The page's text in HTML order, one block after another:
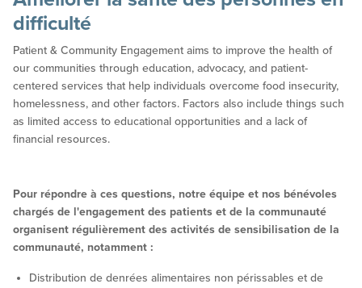
difficulté
Patient & Community Engagement aims to improve the health of
our communities through education, advocacy, and patient-
centered services that help individuals overcome food insecurity,
homelessness, and other factors. Factors also include things such
as limited access to educational opportunities and a lack of
financial resources.
Pour répondre à ces questions, notre équipe et nos bénévoles
chargés de l'engagement des patients et de la communauté
organisent régulièrement des activités de sensibilisation de la
communauté, notamment :
Distribution de denrées alimentaires non périssables et de